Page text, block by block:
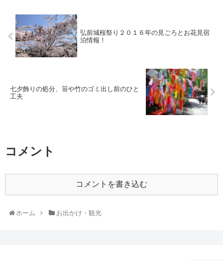
弘前城桜祭り２０１６年の見ごろとお花見宿
泊情報！
七夕飾りの処分、笹や竹のゴミ出し前のひと
工夫
コメント
コメントを書き込む
ホーム お出かけ・観光